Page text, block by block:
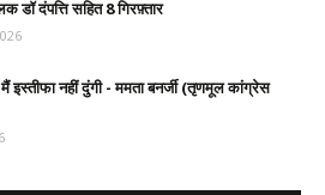
डॉ दंपत्ति सहित 8 गिरफ़्तार
मैं इस्तीफा नहीं दुंगी - ममता बनर्जी (तृणमूल कांग्रेस